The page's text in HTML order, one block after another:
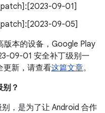
09-01]
09-05]
版本的设备，Google Play
09-01 安全补丁级别一
更新，请查看这篇文章。
？
，是为了让 Android 合作